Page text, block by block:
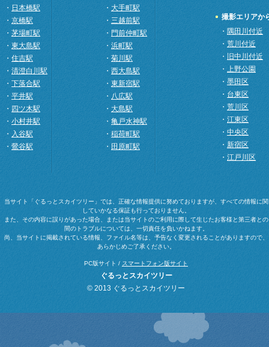
・ 日本橋駅 ・ 大手町駅
・ 京橋駅 ・ 三越前駅
・ 茅場町駅 ・ 門前仲町駅
・ 東大島駅 ・ 浜町駅
・ 住吉駅 ・ 菊川駅
・ 清澄白川駅 ・ 西大島駅
・ 下落合駅 ・ 東新宿駅
・ 平井駅 ・ 八広駅
・ 四ツ木駅 ・ 大島駅
・ 小村井駅 ・ 亀戸水神駅
・ 入谷駅 ・ 稲荷町駅
・ 鶯谷駅 ・ 田原町駅
撮影エリアか
・ 隅田川付近
・ 荒川付近
・
旧中川付近
・
上野公園
・ 墨田区
・ 台東区
・ 荒川区
・ 江東区
・ 中央区
・ 新宿区
・ 江戸川区
当サイト「ぐるっとスカイツリー」では、正確な情報提供に努めておりますが、すべての情報に関
していかなる保証も行っておりません。
また、その内容に誤りがあった場合、または当サイトのご利用に際して生じたお客様と第三者との
間のトラブルについては、一切責任を負いかねます。
尚、当サイトに掲載されている情報、ファイル名等は、予告なく変更されることがありますので、
あらかじめご了承ください。
PC版サイト / スマートフォン版サイト
ぐるっとスカイツリー
© 2013 ぐるっとスカイツリー